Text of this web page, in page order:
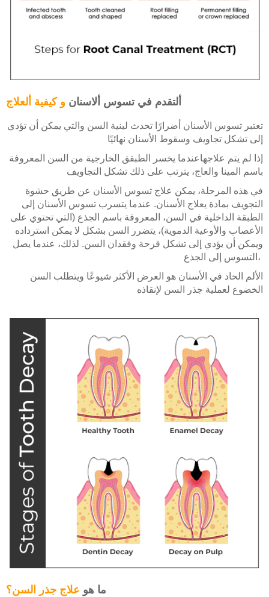
تكلفة زراعة الأسنان
أستبدال سن واحد بزراعة الأسنان
أستبدال أسنان متعددة
ألغرسات ألقاعدية ألمتكاملة (BOI)
زراعة ألجناحية
الأشعة المقطعية ثلاثية الأبعاد بالشعاع ألمخروطي
ضمان مدى ألحياة من قيبل (أف أم أس)
إعادة تشكيل أللثة
تقويم الأسنان ألضئيل
جراحات تقويم ألعظام وجراحات ألوجه الأخرى
الأسئلة الشائعة حول طب الأسنان أللبي
كاد - كام لطب الأسنان أللبي
أف أم أس سمارت ألاين
تقويم ألغير مرئية
ألتقويم ألشفاف
مصففات ألشفافة
تكلفة تقويم الأسنان
حالات ألطوارئ الخاصة بتقويم الأسنان
كاد - كام
معالجة قناة الجذر
علاج امراض اللثه
طب الاسنان التجميلي للاطفال
علاج الأسنان بالليزر
L ألتقدم في تسوس ألاسنان و كيفية ألعلاج
تعتبر تسوس الأسنان أضرارًا تحدث لبنية السن والتي يمكن أن تؤدي
إلى تشكل تجاويف وسقوط الأسنان نهائيًا
إذا لم يتم علاجهاعندما يخسر الطبقق الخارجية من السن المعروفة
باسم المينا والعاج، يترتب على ذلك تشكل التجاويف
في هذه المرحلة، يمكن علاج تسوس الأسنان عن طريق حشوة
التجويف بمادة يعلاج الأسنان. عندما يتسرب تسوس الأسنان إلى
الطبقة الداخلية في السن، المعروفة باسم الجذع (التي تحتوي على
الأعصاب والأوعية الدموية)، يتضرر السن بشكل لا يمكن استرداده
ويمكن أن يؤدي إلى تشكل قرحة وفقدان السن. لذلك، عندما يصل
التسوس إلى الجذع،
الألم الحاد في الأسنان هو العرض الأكثر شيوعًا ويتطلب السن
الخضوع لعملية جذر السن لإنقاذه
ما هو علاج جذر السن؟